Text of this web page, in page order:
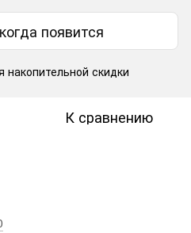
появится
накопительной скидки
К сравнению